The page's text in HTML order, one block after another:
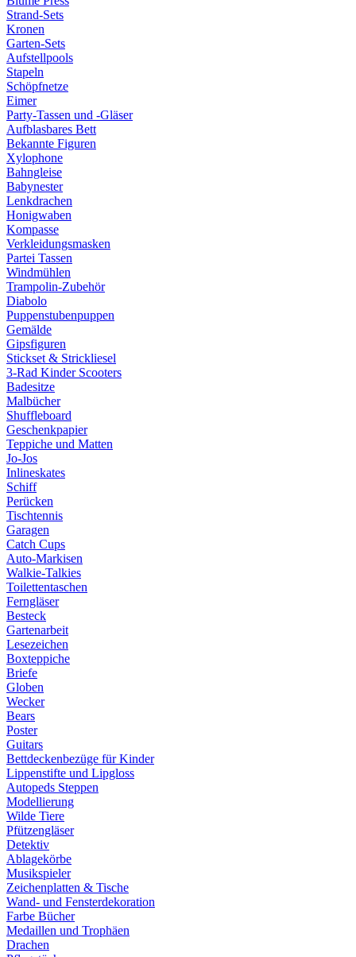
Strand-Sets
Kronen
Garten-Sets
Aufstellpools
Stapeln
Schöpfnetze
Eimer
Party-Tassen und -Gläser
Aufblasbares Bett
Bekannte Figuren
Xylophone
Bahngleise
Babynester
Lenkdrachen
Honigwaben
Kompasse
Verkleidungsmasken
Partei Tassen
Windmühlen
Trampolin-Zubehör
Diabolo
Puppenstubenpuppen
Gemälde
Gipsfiguren
Stickset & Strickliesel
3-Rad Kinder Scooters
Badesitze
Malbücher
Shuffleboard
Geschenkpapier
Teppiche und Matten
Jo-Jos
Inlineskates
Schiff
Perücken
Tischtennis
Garagen
Catch Cups
Auto-Markisen
Walkie-Talkies
Toilettentaschen
Ferngläser
Besteck
Gartenarbeit
Lesezeichen
Boxteppiche
Briefe
Globen
Wecker
Bears
Poster
Guitars
Bettdeckenbezüge für Kinder
Lippenstifte und Lipgloss
Autopeds Steppen
Modellierung
Wilde Tiere
Pfützengläser
Detektiv
Ablagekörbe
Musikspieler
Zeichenplatten & Tische
Wand- und Fensterdekoration
Farbe Bücher
Medaillen und Trophäen
Drachen